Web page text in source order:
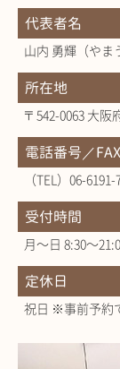
代表者名
山内 勇輝（やま
所在地
〒542-0063 大阪
電話番号／
（TEL）06-
受付時間
月～日 8:30～
定休日
祝日 ※事前予約